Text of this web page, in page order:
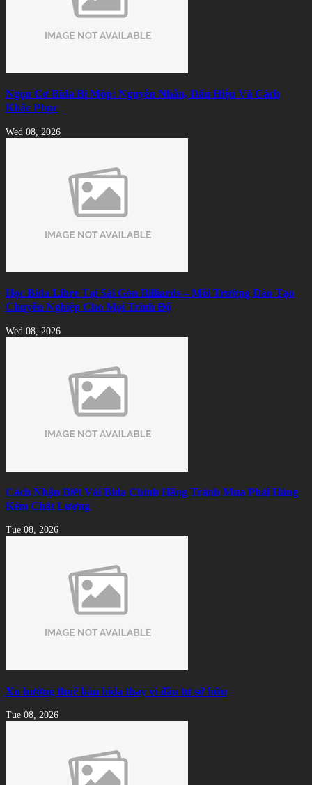
Ngọn Cơ Bida Bị Móp: Nguyên Nhân, Dấu Hiệu Và Cách
Khắc Phục
Wed 08, 2026
Học Bida Libre Tại Sài Gòn Billiards – Môi Trường Đào Tạo
Chuyên Nghiệp Cho Mọi Trình Độ
Wed 08, 2026
Cách Nhận Biết Vải Bida Chính Hãng Tránh Mua Phải Hàng
Kém Chất Lượng
Tue 08, 2026
Xu hướng thuê bàn bida thay vì đầu tư sở hữu
Tue 08, 2026